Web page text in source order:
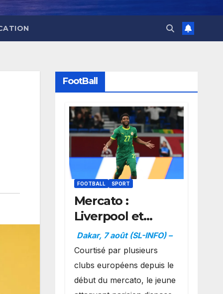
FootBall
FOOTBALL SPORT
Mercato :
Liverpool et
Dortmund se
positionnent en
favoris pour
recruter Ibrahim
Dakar, 7 août (SL-INFO) –
Courtisé par plusieurs
clubs européens depuis le
début du mercato, le jeune